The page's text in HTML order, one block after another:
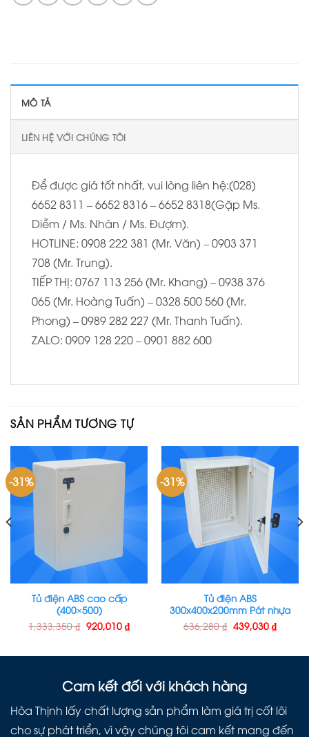
MÔ TẢ
LIÊN HỆ VỚI CHÚNG TÔI
Để được giá tốt nhất, vui lòng liên hệ:(028)
6652 8311 – 6652 8316 – 6652 8318(Gặp Ms.
Diễm / Ms. Nhàn / Ms. Đượm).
HOTLINE: 0908 222 381 (Mr. Văn) – 0903 371
708 (Mr. Trung).
TIẾP THỊ: 0767 113 256 (Mr. Khang) – 0938 376
065 (Mr. Hoàng Tuấn) – 0328 500 560 (Mr.
Phong) – 0989 282 227 (Mr. Thanh Tuấn).
ZALO: 0909 128 220 – 0901 882 600
SẢN PHẨM TƯƠNG TỰ
-31%
Tủ điện ABS cao cấp
(400×500)
1,333,350₫ 920,010 ₫
-31%
Tủ điện ABS
300x400x200mm Pát nhựa
636,280₫ 439,030 ₫
Cam kết đối với khách hàng
Hòa Thịnh lấy chất lượng sản phẩm làm giá trị cốt lõi
cho sự phát triển, vì vậy chúng tôi cam kết mang đến